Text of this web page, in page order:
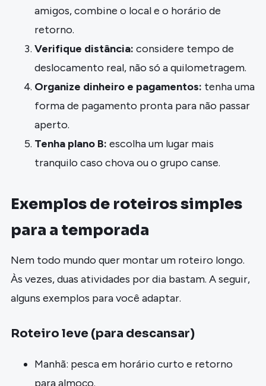
amigos, combine o local e o horário de
retorno.
Verifique distância: considere tempo de
deslocamento real, não só a quilometragem.
Organize dinheiro e pagamentos: tenha uma
forma de pagamento pronta para não passar
aperto.
Tenha plano B: escolha um lugar mais
tranquilo caso chova ou o grupo canse.
Exemplos de roteiros simples
para a temporada
Nem todo mundo quer montar um roteiro longo.
Às vezes, duas atividades por dia bastam. A seguir,
alguns exemplos para você adaptar.
Roteiro leve (para descansar)
Manhã: pesca em horário curto e retorno
para almoço.